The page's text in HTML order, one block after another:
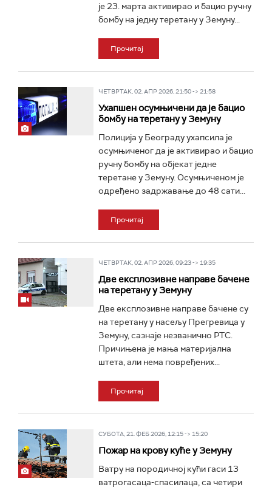
је 23. марта активирао и бацио ручну
бомбу на једну теретану у Земуну...
Прочитај
ЧЕТВРТАК, 02. АПР 2026, 21:50 -> 21:58
Ухапшен осумњичени да је бацио
бомбу на теретану у Земуну
Полиција у Београду ухапсила је
осумњиченог да је активирао и бацио
ручну бомбу на објекат једне
теретане у Земуну. Осумњиченом је
одређено задржавање до 48 сати...
Прочитај
ЧЕТВРТАК, 02. АПР 2026, 09:23 -> 19:35
Две експлозивне направе бачене
на теретану у Земуну
Две експлозивне направе бачене су
на теретану у насељу Прегревица у
Земуну, сазнаје незванично РТС.
Причињена је мања материјална
штета, али нема повређених...
Прочитај
СУБОТА, 21. ФЕБ 2026, 12:15 -> 15:20
Пожар на крову куће у Земуну
Ватру на породичној кући гаси 13
ватрогасаца-спасилаца, са четири